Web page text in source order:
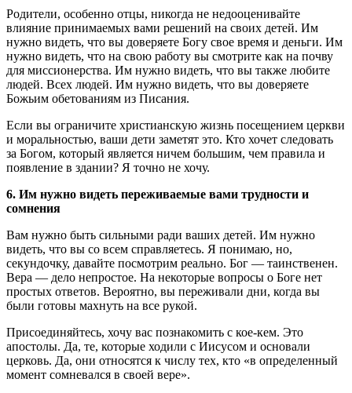
Родители, особенно отцы, никогда не недооценивайте
влияние принимаемых вами решений на своих детей. Им
нужно видеть, что вы доверяете Богу свое время и деньги. Им
нужно видеть, что на свою работу вы смотрите как на почву
для миссионерства. Им нужно видеть, что вы также любите
людей. Всех людей. Им нужно видеть, что вы доверяете
Божьим обетованиям из Писания.
Если вы ограничите христианскую жизнь посещением церкви
и моральностью, ваши дети заметят это. Кто хочет следовать
за Богом, который является ничем большим, чем правила и
появление в здании? Я точно не хочу.
6. Им нужно видеть переживаемые вами трудности и
сомнения
Вам нужно быть сильными ради ваших детей. Им нужно
видеть, что вы со всем справляетесь. Я понимаю, но,
секундочку, давайте посмотрим реально. Бог — таинственен.
Вера — дело непростое. На некоторые вопросы о Боге нет
простых ответов. Вероятно, вы переживали дни, когда вы
были готовы махнуть на все рукой.
Присоединяйтесь, хочу вас познакомить с кое-кем. Это
апостолы. Да, те, которые ходили с Иисусом и основали
церковь. Да, они относятся к числу тех, кто «в определенный
момент сомневался в своей вере».